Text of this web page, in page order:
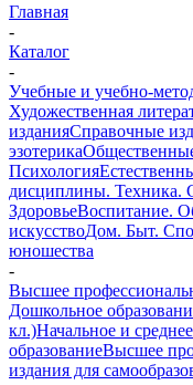
Главная
-
Каталог
-
Учебные и учебно-
Художественная
изданияСправочные
эзотерика
Психология
дисциплины. Техника.
ЗдоровьеВоспитание.
искусствоДом. Быт.
юношества
-
Высшее
Дошкольное
кл.)Начальное и
образованиеВысшее
издания для